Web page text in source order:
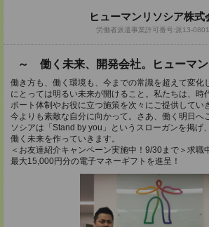
ヒューマンリソシア株式
労働者派遣事業許可番号:派13-
～ 働く未来、開発会社。ヒューマ
働き方も、働く環境も、今までの常識を超えて変化
にとっては明るい未来が開けること。私たちは、時
ポート体制やお役に立つ施策を次々にご提供してい
今よりも素敵な自分に向かって。さあ、働く明日へ
ソシアは「Stand by you」というスローガンを掲げ
働く未来を作っていきます。
＜お友達紹介キャンペーン実施中！9/30まで＞求職
最大15,000円分の電子マネーギフトを進呈！